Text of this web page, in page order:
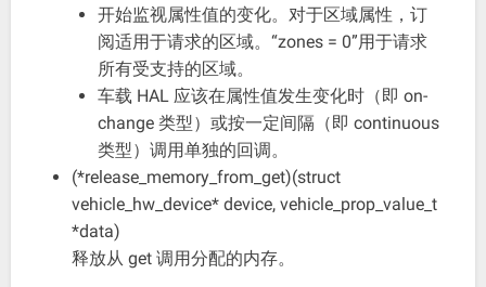
开始监视属性值的变化。对于区域属性，订
阅适用于请求的区域。“zones = 0”用于请求
所有受支持的区域。
车载 HAL 应该在属性值发生变化时（即 on-
change 类型）或按一定间隔（即 continuous
类型）调用单独的回调。
(*release_memory_from_get)(struct
vehicle_hw_device* device, vehicle_prop_value_t
*data)
释放从 get 调用分配的内存。